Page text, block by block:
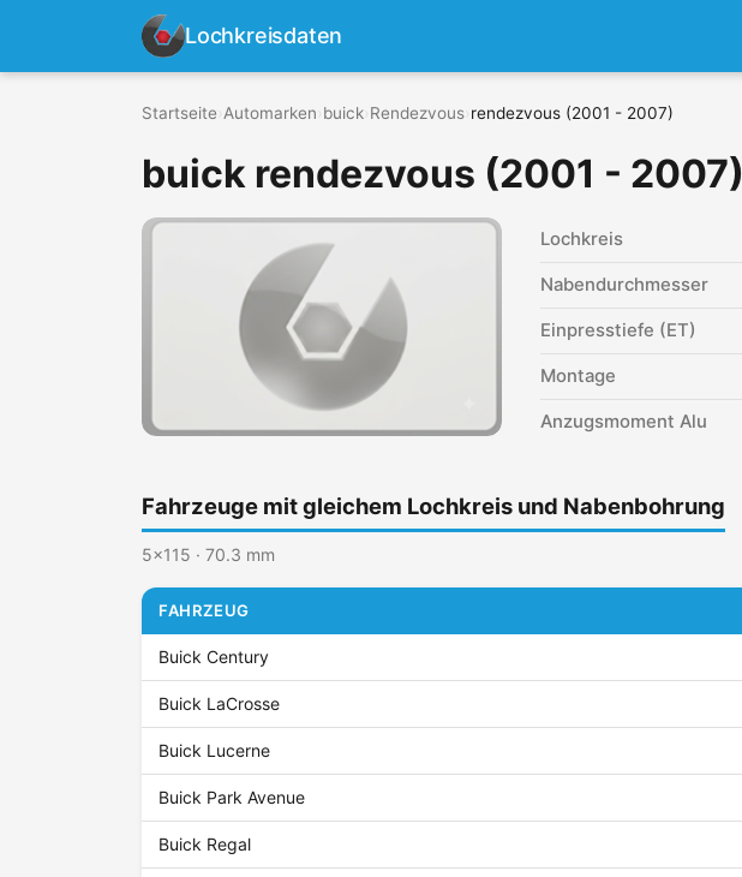
Lochkreisdaten
Startseite Automarken buick Rendezvous rendezvous (2001 - 2007)
buick rendezvous (2001 - 2007)
Lochkreis
Nabendurchmesser
Einpresstiefe (ET)
Montage
Anzugsmoment Alu
Fahrzeuge mit gleichem Lochkreis und Nabenbohrung
5x115 · 70.3 mm
FAHRZEUG
Buick Century
Buick LaCrosse
Buick Lucerne
Buick Park Avenue
Buick Regal